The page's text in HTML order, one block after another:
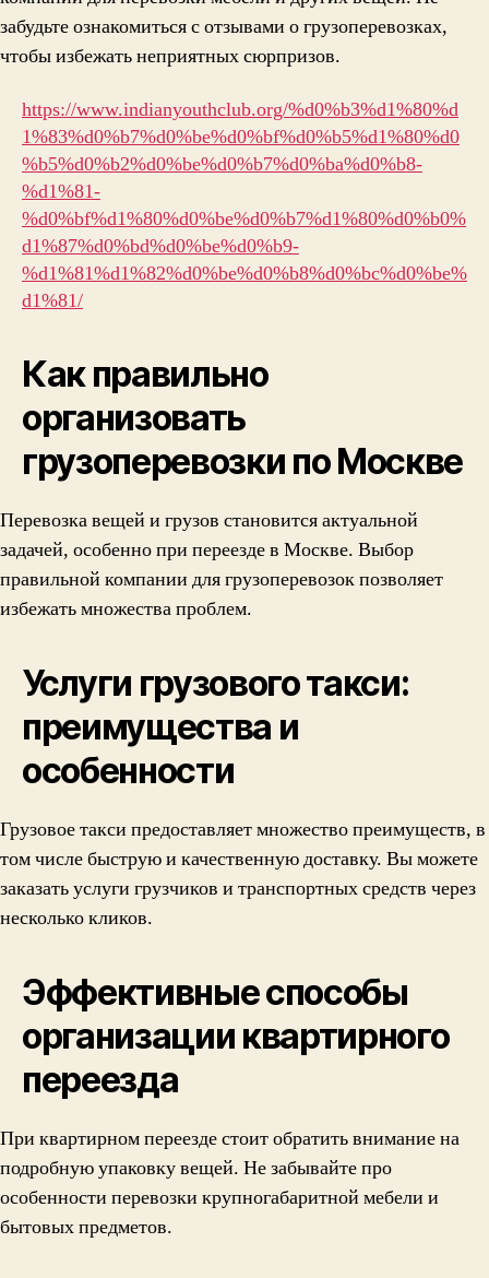
забудьте ознакомиться с отзывами о грузоперевозках,
чтобы избежать неприятных сюрпризов.
https://www.indianyouthclub.org/%d0%b3%d1%80%d
1%83%d0%b7%d0%be%d0%bf%d0%b5%d1%80%d0
%b5%d0%b2%d0%be%d0%b7%d0%ba%d0%b8-
%d1%81-
%d0%bf%d1%80%d0%be%d0%b7%d1%80%d0%b0%
d1%87%d0%bd%d0%be%d0%b9-
%d1%81%d1%82%d0%be%d0%b8%d0%bc%d0%be%
d1%81/
Как правильно
организовать
грузоперевозки по Москве
Перевозка вещей и грузов становится актуальной
задачей, особенно при переезде в Москве. Выбор
правильной компании для грузоперевозок позволяет
избежать множества проблем.
Услуги грузового такси:
преимущества и
особенности
Грузовое такси предоставляет множество преимуществ, в
том числе быструю и качественную доставку. Вы можете
заказать услуги грузчиков и транспортных средств через
несколько кликов.
Эффективные способы
организации квартирного
переезда
При квартирном переезде стоит обратить внимание на
подробную упаковку вещей. Не забывайте про
особенности перевозки крупногабаритной мебели и
бытовых предметов.